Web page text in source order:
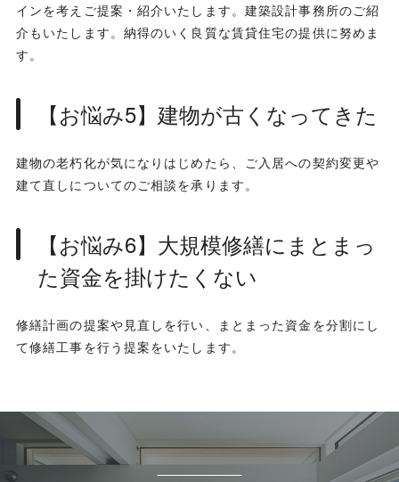
インを考えご提案・紹介いたします。建築設計事務所のご紹
介もいたします。納得のいく良質な賃貸住宅の提供に努めま
す。
【お悩み5】建物が古くなってきた
建物の老朽化が気になりはじめたら、ご入居への契約変更や
建て直しについてのご相談を承ります。
【お悩み6】大規模修繕にまとまっ
た資金を掛けたくない
修繕計画の提案や見直しを行い、まとまった資金を分割にし
て修繕工事を行う提案をいたします。